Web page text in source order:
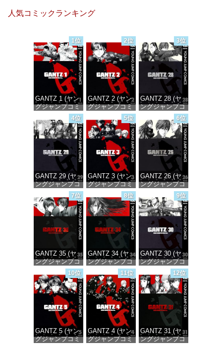
人気コミックランキング
1位
GANTZ 1 (ヤン
グジャンプコミ
ックスDIGITAL)
価格：¥100
2位
GANTZ 2 (ヤン
グジャンプコミ
ックスDIGITAL)
価格：¥100
3位
GANTZ 28 (ヤ
ングジャンプコ
DIGITAL)
価格：¥100
4位
GANTZ 29 (ヤ
ングジャンプコ
DIGITAL)
価格：¥100
5位
GANTZ 3 (ヤン
グジャンプコミ
ックスDIGITAL)
価格：¥100
6位
GANTZ 26 (ヤ
ングジャンプコ
DIGITAL)
価格：¥100
7位
GANTZ 35 (ヤ
ングジャンプコ
DIGITAL)
価格：¥100
8位
GANTZ 34 (ヤ
ングジャンプコ
DIGITAL)
価格：¥100
9位
GANTZ 30 (ヤ
ングジャンプコ
DIGITAL)
価格：¥100
10位
GANTZ 5 (ヤン
グジャンプコミ
11位
GANTZ 4 (ヤン
グジャンプコミ
12位
GANTZ 31 (ヤ
ングジャンプコ